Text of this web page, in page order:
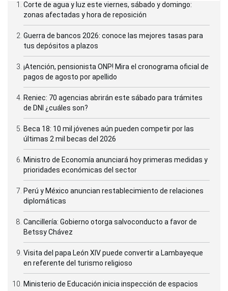
Corte de agua y luz este viernes, sábado y domingo:
zonas afectadas y hora de reposición
Guerra de bancos 2026: conoce las mejores tasas para
tus depósitos a plazos
¡Atención, pensionista ONP! Mira el cronograma oficial de
pagos de agosto por apellido
Reniec: 70 agencias abrirán este sábado para trámites
de DNI ¿cuáles son?
Beca 18: 10 mil jóvenes aún pueden competir por las
últimas 2 mil becas del 2026
Ministro de Economía anunciará hoy primeras medidas y
prioridades económicas del sector
Perú y México anuncian restablecimiento de relaciones
diplomáticas
Cancillería: Gobierno otorga salvoconducto a favor de
Betssy Chávez
Visita del papa León XIV puede convertir a Lambayeque
en referente del turismo religioso
Ministerio de Educación inicia inspección de espacios